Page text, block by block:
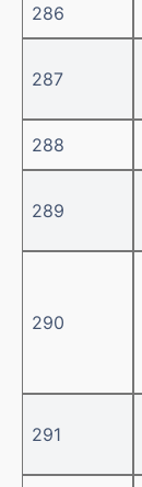
286
287
288
289
290
291